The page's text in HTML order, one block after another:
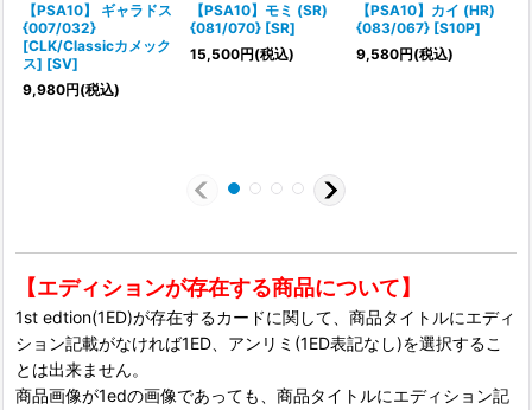
【PSA10】 ギャラドス
{007/032}
[CLK/Classicカメック
ス] [SV]
9,980円(税込)
【PSA10】モミ (SR)
{081/070} [SR]
15,500円(税込)
【PSA10】カイ (HR)
{083/067} [S10P]
9,580円(税込)
【エディションが存在する商品について】
1st edtion(1ED)が存在するカードに関して、商品タイトルにエディ
ション記載がなければ1ED、アンリミ(1ED表記なし)を選択するこ
とは出来ません。
商品画像が1edの画像であっても、商品タイトルにエディション記